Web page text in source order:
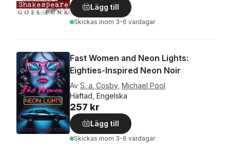
Lägg till
Skickas inom 3-6 vardagar
Fast Women and Neon Lights:
Eighties-Inspired Neon Noir
Av S. a. Cosby, Michael Pool
Häftad, Engelska
257 kr
Lägg till
Skickas inom 3-6 vardagar